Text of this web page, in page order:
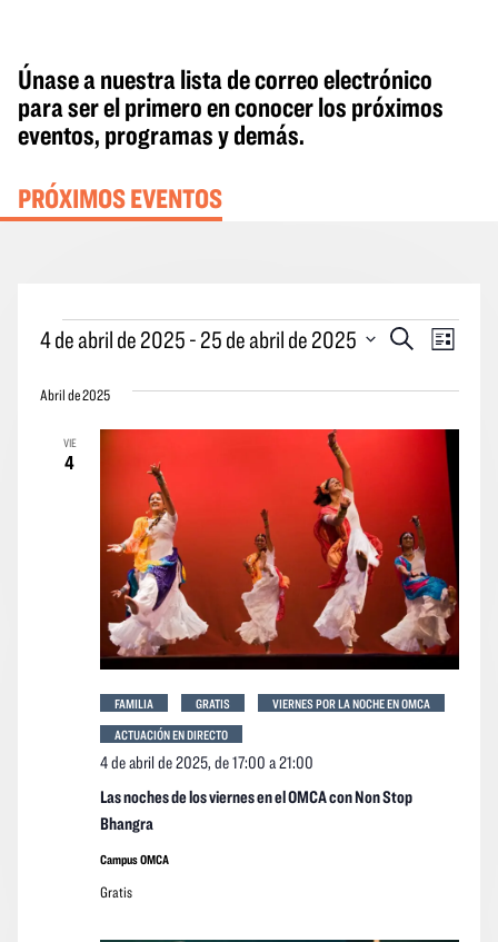
Únase a nuestra lista de correo electrónico
para ser el primero en conocer los próximos
eventos, programas y demás.
PRÓXIMOS EVENTOS
Eventos
Eventos
y
vistas
Buscar
las
vistas
de
los
Lista
4 de abril de 2025 - 25 de abril de 2025
la
Abril de 2025
VIE
4
Las noches de los viernes en el OMCA con Non Stop
Bhangra
4 de abril de 2025, de 17:00 a21:00
FAMILIA GRATIS
VIERNES POR LA NOCHE EN OMCA
ACTUACIÓN EN DIRECTO
Campus OMCA
Gratis